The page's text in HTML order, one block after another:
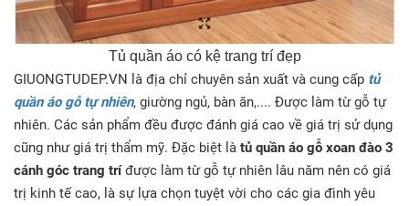
Tủ quần áo có kệ trang trí đẹp
GIUONGTUDEP.VN là địa chỉ chuyên sản xuất và cung cấp tủ
quần áo gỗ tự nhiên, giường ngủ, bàn ăn,.... Được làm từ gỗ tự
nhiên. Các sản phẩm đều được đánh giá cao về giá trị sử dụng
cũng như giá trị thẩm mỹ. Đặc biệt là tủ quần áo gỗ xoan đào 3
cánh góc trang tríđược làm từ gỗ tự nhiên lâu năm nên có giá
trị kinh tế cao, là sự lựa chọn tuyệt vời cho các gia đình yêu